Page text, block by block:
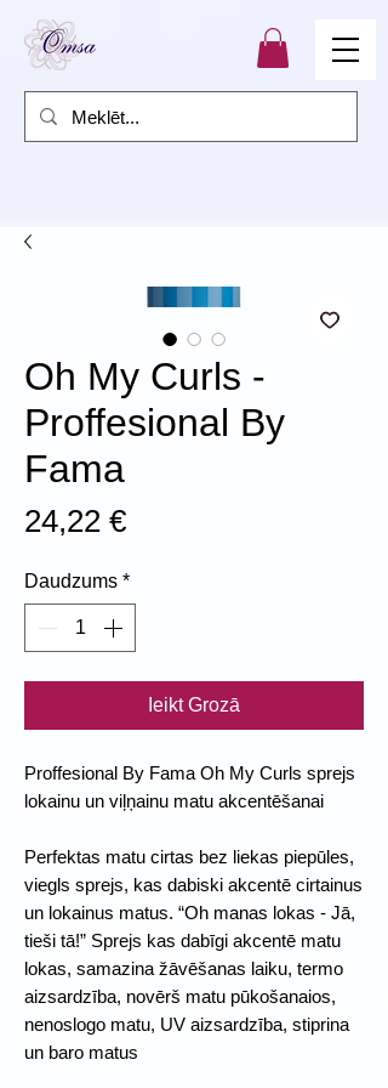
Oh My Curls -
Proffesional By
Fama
24,22 €Cena
Daudzums *
Ieikt Grozā
Proffesional By Fama Oh My Curls sprejs
lokainu un viļņainu matu akcentēšanai
Perfektas matu cirtas bez liekas piepūles,
viegls sprejs, kas dabiski akcentē cirtainus
un lokainus matus. “Oh manas lokas - Jā,
tieši tā!” Sprejs kas dabīgi akcentē matu
lokas, samazina žāvēšanas laiku, termo
aizsardzība, novērš matu pūkošanaios,
nenoslogo matu, UV aizsardzība, stiprina
un baro matus